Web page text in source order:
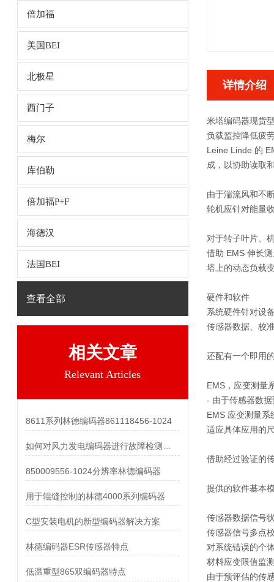
倍加福
美国BEI
北极星
西门子
梅尔
库伯勒
倍加福P+F
海德汉
法国BEI
查看全部
相关文章
Relevant Articles
8611系列林德编码器861118456-1024
850009556-1024分辨率林德编码器
用于辊缝控制的林德4000系列编码器
C型安装电机的新型编码器解决方案
林德编码器ESR传感器特点
低温重型865双编码器特点
详情介绍
米塔编码器现货
负载监控降低疲
Leine Linde 的
成，以协助读取
由于湍流风和不
轮机应针对能量
对于转子叶片、
借助 EMS 伸长
塔上的动态负载
硬件和软件
系统硬件针对设
传感器数据、校
还配有一个即用
EMS，应变测量
- 由于传感器数
EMS 应变测量系
适应具体应用的
借助经过验证的
提供的软件基本
传感器数据信号
传感器信号多点
对系统错误的个
材料应变限值监
由于预评估的传